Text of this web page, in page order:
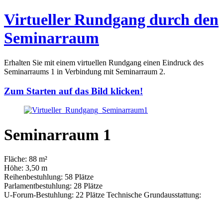
Virtueller Rundgang durch den
Seminarraum
Erhalten Sie mit einem virtuellen Rundgang einen Eindruck des
Seminarraums 1 in Verbindung mit Seminarraum 2.
Zum Starten auf das Bild klicken!
Seminarraum 1
Fläche: 88 m²
Höhe: 3,50 m
Reihenbestuhlung: 58 Plätze
Parlamentbestuhlung: 28 Plätze
U-Forum-Bestuhlung: 22 Plätze Technische Grundausstattung: